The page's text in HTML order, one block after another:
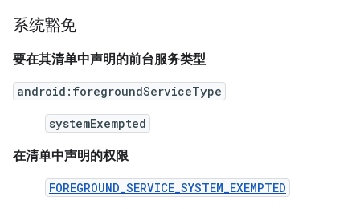
系统豁免
要在其清单中声明的前台服务类型
android:foregroundServiceType
systemExempted
在清单中声明的权限
FOREGROUND_SERVICE_SYSTEM_EXEMPTED